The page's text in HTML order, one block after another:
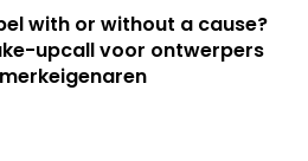
with or without a cause?
upcall voor ontwerpers